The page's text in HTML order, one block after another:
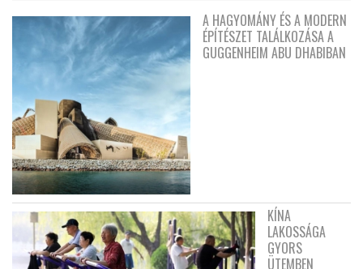
A HAGYOMÁNY ÉS A MODERN
ÉPÍTÉSZET TALÁLKOZÁSA A
GUGGENHEIM ABU DHABIBAN
KÍNA
LAKOSSÁGA
GYORS
ÜTEMBEN